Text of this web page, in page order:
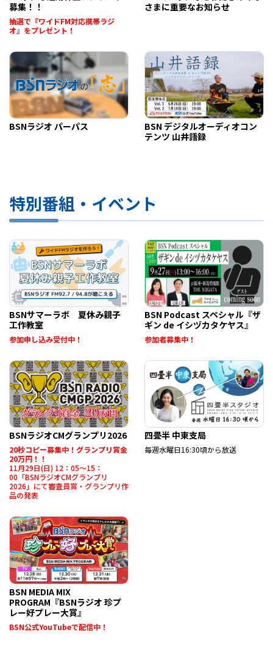
募集！！
抽選で『ワイドFM対応携帯ラジ
オ』をプレゼント！
さまに重要なお知らせ
BSNラジオ パーパス
BSN デジタルオーディオコン
テンツ 山井語録
特別番組・イベント
BSNサマーラボ 夏休み親子
工作教室
参加申し込み受付中！
BSN Podcast スペシャル『ザ
ギン de イシヅカタケヤス』
参加者募集中！
BSNラジオCMグランプリ2026
20秒コピー募集中！グランプリ賞金
20万円！！
11月29日(日) 12：05～15：
00「BSNラジオCMグランプリ
2026」にて審査員賞・グランプリ作
品の発表
四畳半 中東支局
毎週水曜日16:30頃から放送
BSN MEDIA MIX
PROGRAM『BSNラジオ 珍プ
レー好プレー大賞』
BSN公式YouTubeで配信中！